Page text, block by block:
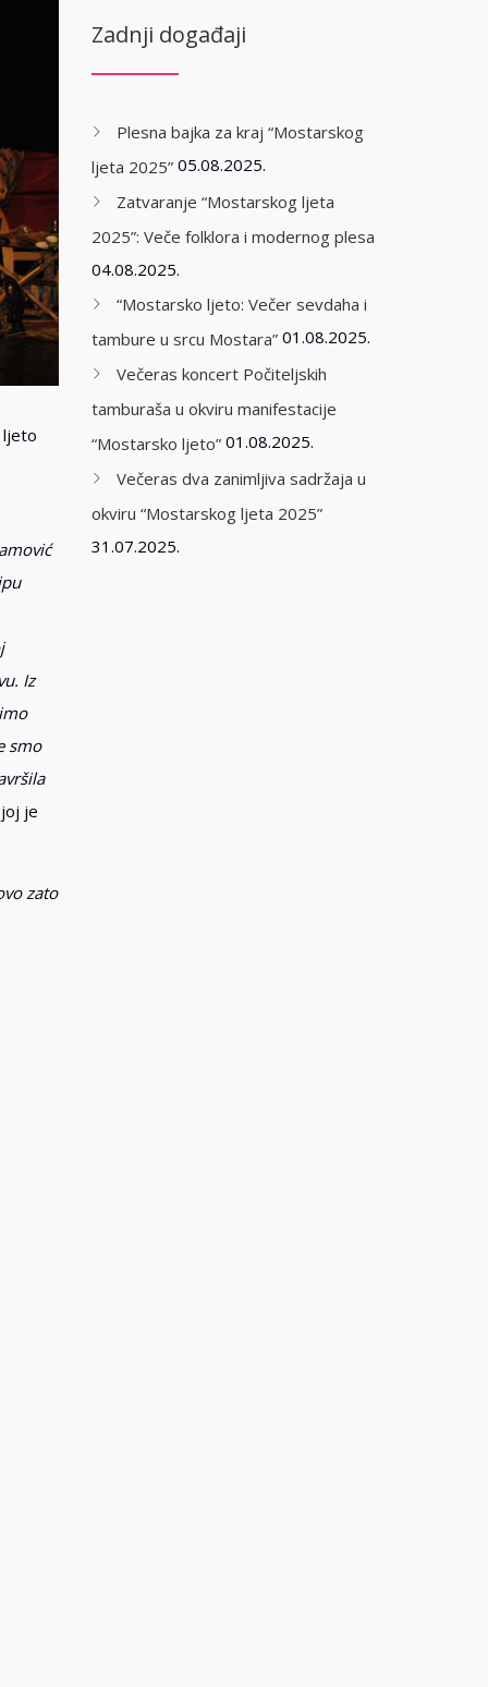
ljeto
Iz
smo
je
zato
Zadnji događaji
Plesna bajka za kraj “Mostarskog
ljeta 2025” 05.08.2025.
Zatvaranje “Mostarskog ljeta
2025”: Veče folklora i modernog plesa
04.08.2025.
“Mostarsko ljeto: Večer sevdaha i
tambure u srcu Mostara” 01.08.2025.
Večeras koncert Počiteljskih
tamburaša u okviru manifestacije
“Mostarsko ljeto” 01.08.2025.
Večeras dva zanimljiva sadržaja u
okviru “Mostarskog ljeta 2025”
31.07.2025.